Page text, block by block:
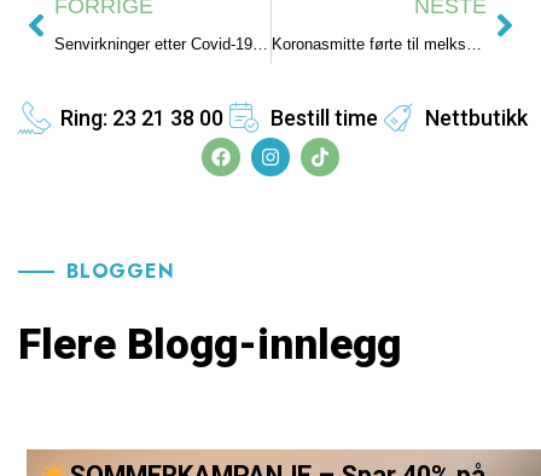
FORRIGE
Senvirkninger etter Covid-19 og osteopatibehandling
NESTE
Koronasmitte førte til melksyresymptomer i bena
Ring: 23 21 38 00 Bestill time Nettbutikk
BLOGGEN
Flere Blogg-innlegg